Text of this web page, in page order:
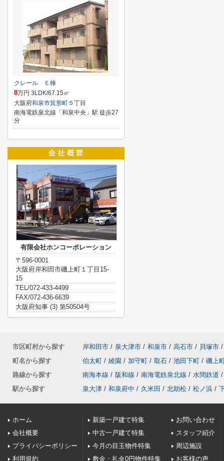
クレール Ｅ棟
8万円 3LDK/67.15㎡
大阪府和泉市箕形町 ５丁目
南海電鉄泉北線「和泉中央」駅 徒歩27
分
有限会社ホンコーポレーション
〒596-0001
大阪府岸和田市磯上町１丁目15-
15
TEL/072-433-4499
FAX/072-436-6639
大阪府知事 (3) 第50504号
市区町村から探す 岸和田市 / 泉大津市 / 和泉市 / 高石市 / 貝塚市 /
町名から探す
伯太町 / 綾園 / 加守町 / 取石 / 池田下町 / 磯上
路線から探す
南海本線 / 阪和線 / 南海電鉄泉北線 / 水間鉄道 /
駅から探す
泉大津 / 和泉府中 / 久米田 / 北助松 / 松ノ浜 /
ホーム
会社概要
プライバシーポリシー
利用規約
新築一戸建て特集
中古一戸建て特集
今月の目玉物件特集
敷金・礼金0円物件特集
お問い合わせ
スタッフ紹介
周辺施設
お客様の声